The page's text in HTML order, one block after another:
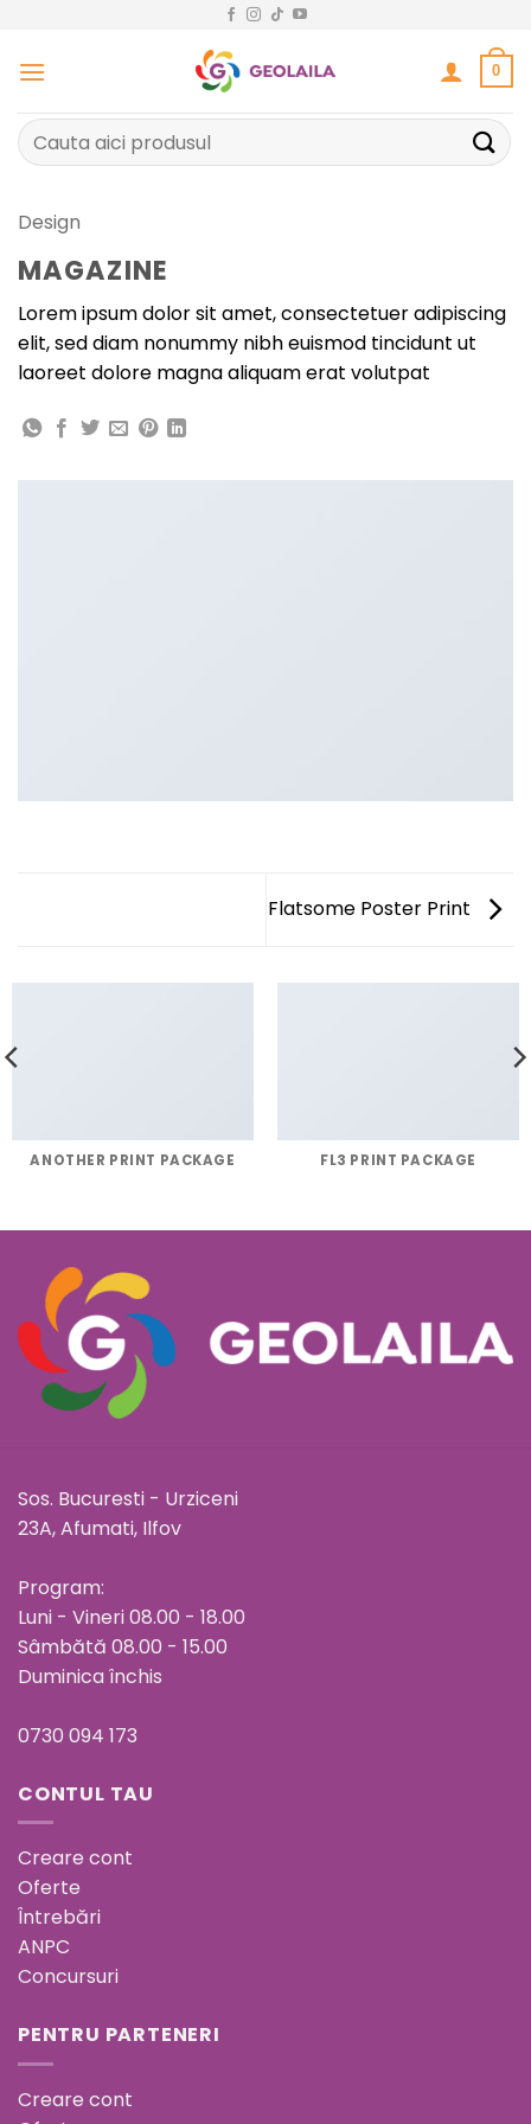
conținut
0
Caută
după:
Design
MAGAZINE
Lorem ipsum dolor sit amet, consectetuer adipiscing
elit, sed diam nonummy nibh euismod tincidunt ut
laoreet dolore magna aliquam erat volutpat
Flatsome Poster Print
ANOTHER PRINT PACKAGE FL3 PRINT PACKAGE
Sos. Bucuresti - Urziceni
23A, Afumati, Ilfov
Program:
Luni - Vineri 08.00 - 18.00
Sâmbătă 08.00 - 15.00
Duminica închis
0730 094 173
CONTUL TAU
Creare cont
Oferte
Întrebări
ANPC
Concursuri
PENTRU PARTENERI
Creare cont